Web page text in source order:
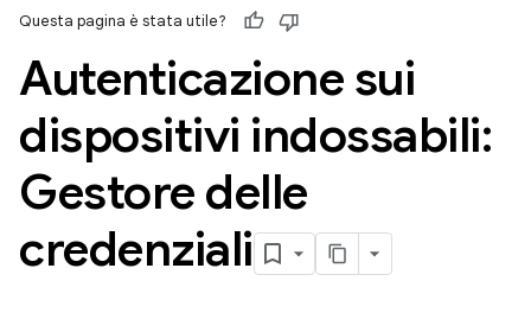
Questa pagina è stata utile?
Autenticazione sui
dispositivi indossabili:
Gestore delle
credenziali